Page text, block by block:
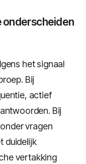
onderscheiden
het signaal
Bij
actief
Bij
vragen
duidelijk
vertakking